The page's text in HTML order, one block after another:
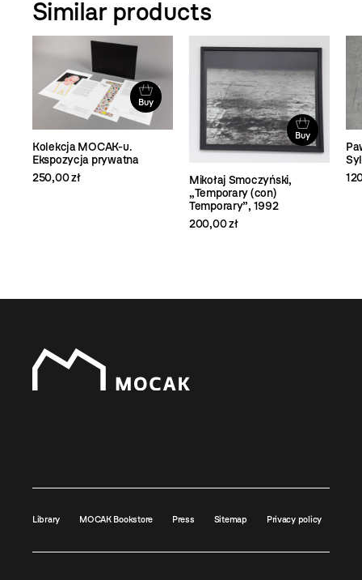
Similar products
Mikołaj Smoczyński,
Paweł Książek, „Frieda and
Sylvia 1960", 2006
120,00 zł
Library MOCAK Bookstore Press Sitemap Privacy policy